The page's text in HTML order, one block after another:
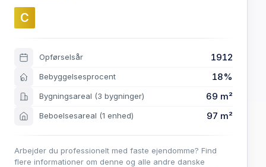
C
Opførselsår 1912
Bebyggelsesprocent 18%
Bygningsareal (3 bygninger) 69 m²
Beboelsesareal (1 enhed) 97 m²
Arbejder du professionelt med faste ejendomme? Find
flere informationer om denne og alle andre danske